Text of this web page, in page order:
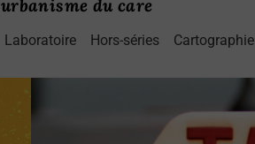
urbanisme du care
Laboratoire Hors-séries Cartographie